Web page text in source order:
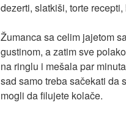
Žumanca sa celim jajetom
gustinom, a zatim sve
na ringlu i mešala par
sad samo treba sačekati da
mogli da filujete kolače.